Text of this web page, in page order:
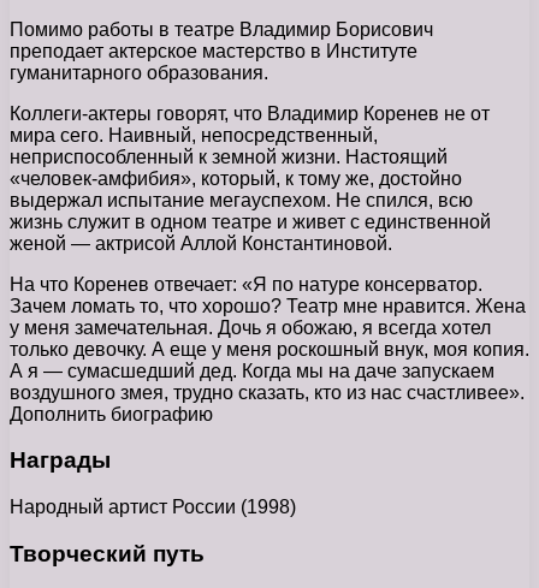
Помимо работы в театре Владимир Борисович
преподает актерское мастерство в Институте
гуманитарного образования.
Коллеги-актеры говорят, что Владимир Коренев не от
мира сего. Наивный, непосредственный,
неприспособленный к земной жизни. Настоящий
«человек-амфибия», который, к тому же, достойно
выдержал испытание мегауспехом. Не спился, всю
жизнь служит в одном театре и живет с единственной
женой — актрисой Аллой Константиновой.
На что Коренев отвечает: «Я по натуре консерватор.
Зачем ломать то, что хорошо? Театр мне нравится. Жена
у меня замечательная. Дочь я обожаю, я всегда хотел
только девочку. А еще у меня роскошный внук, моя копия.
А я — сумасшедший дед. Когда мы на даче запускаем
воздушного змея, трудно сказать, кто из нас счастливее».
Дополнить биографию
Награды
Народный артист России (1998)
Творческий путь